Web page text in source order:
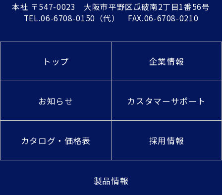
本社 〒547-0023 大阪市平野区瓜破南2丁目1番56号
TEL.06-6708-0150 （代） FAX.06-6708-0210
トップ 企業情報
お知らせ カスタマーサポート
カタログ・価格表 採用情報
製品情報